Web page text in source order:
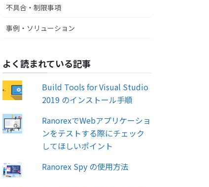
不具合・制限事項
事例・ソリューション
よく読まれている記事
Build Tools for Visual Studio
2019 のインストール手順
RanorexでWebアプリケーショ
ンをテストする際にチェック
してほしいポイント
Ranorex Spy の使用方法